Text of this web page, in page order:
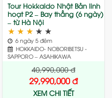
Tour Hokkaido Nhật Bản linh
hoạt P2 – Bay thẳng (6 ngày)
– từ Hà Nội
★ ★ ★ ★ ★
6 ngày 5 đêm
HOKKAIDO- NOBORIBETSU -
SAPPORO – ASAHIKAWA
40,990,000đ
29,990,000đ
XEM CHI TIẾT